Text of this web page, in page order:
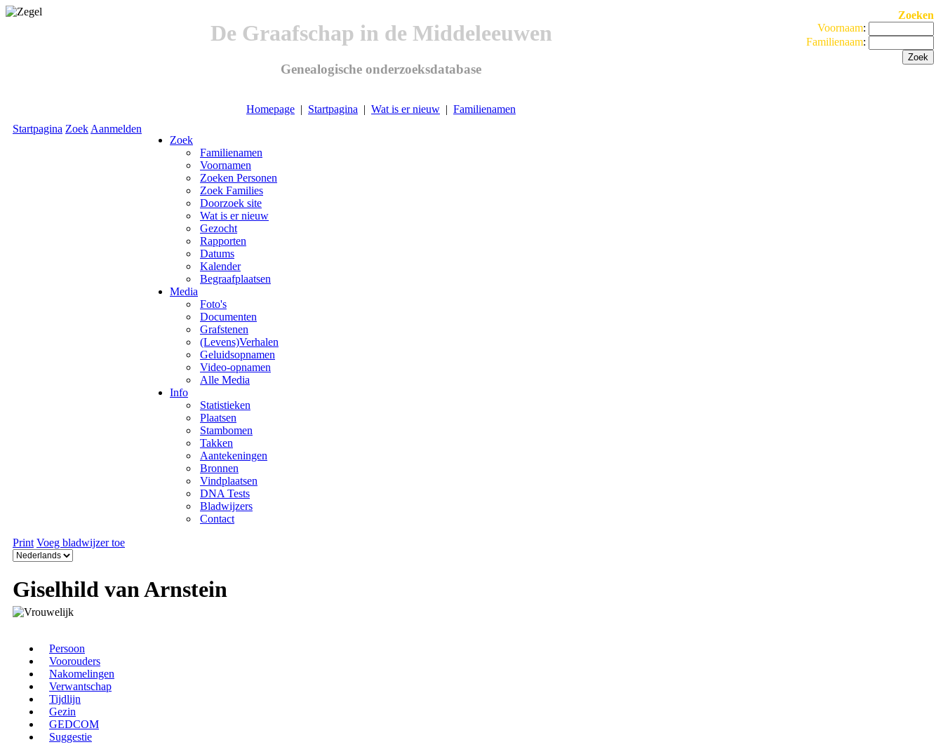
De Graafschap in de Middeleeuwen
Genealogische onderzoeksdatabase
Homepage | Startpagina | Wat is er nieuw | Familienamen
Zoeken
Voornaam:
Familienaam:
Startpagina Zoek Aanmelden
Zoek
Familienamen
Voornamen
Zoeken Personen
Zoek Families
Doorzoek site
Wat is er nieuw
Gezocht
Rapporten
Datums
Kalender
Begraafplaatsen
Media
Foto's
Documenten
Grafstenen
(Levens)Verhalen
Geluidsopnamen
Video-opnamen
Alle Media
Info
Statistieken
Plaatsen
Stambomen
Takken
Aantekeningen
Bronnen
Vindplaatsen
DNA Tests
Bladwijzers
Contact
Print Voeg bladwijzer toe
Giselhild van Arnstein
Persoon
Voorouders
Nakomelingen
Verwantschap
Tijdlijn
Gezin
GEDCOM
Suggestie